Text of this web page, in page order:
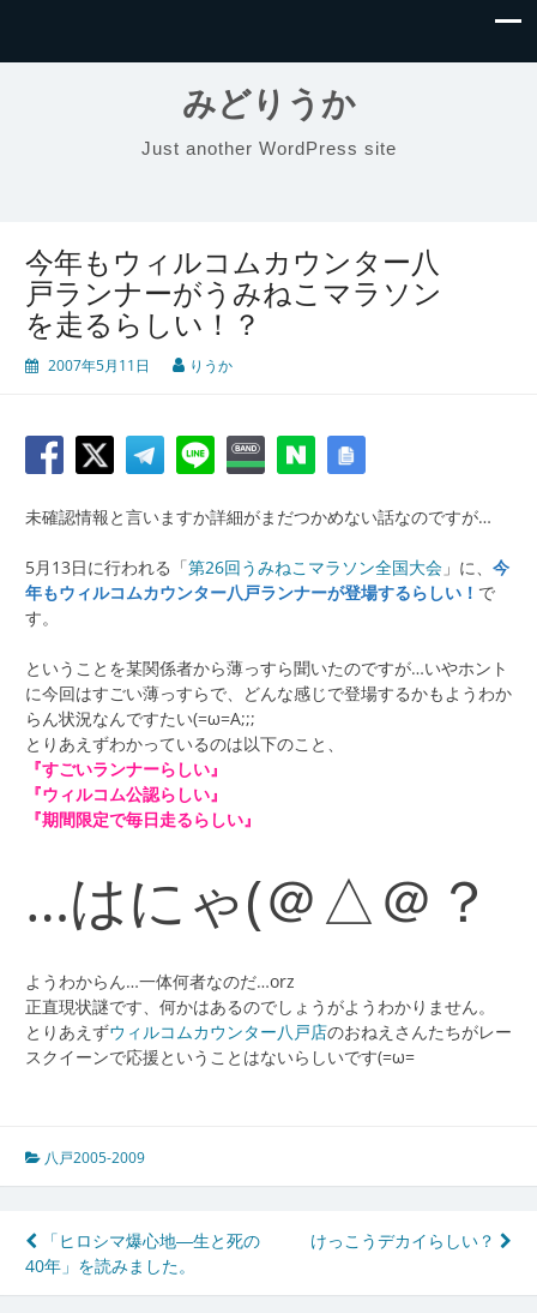
みどりうか
Just another WordPress site
今年もウィルコムカウンター八
戸ランナーがうみねこマラソン
を走るらしい！？
2007年5月11日 りうか
未確認情報と言いますか詳細がまだつかめない話なのですが…
5月13日に行われる「第26回うみねこマラソン全国大会 」に、 今
年もウィルコムカウンター八戸ランナーが登場するらしい！ で
す。
ということを某関係者から薄っすら聞いたのですが…いやホント
に今回はすごい薄っすらで、どんな感じで登場するかもようわか
らん状況なんですたい(=ω=A;;;
とりあえずわかっているのは以下のこと、
『すごいランナーらしい』
『ウィルコム公認らしい』
『期間限定で毎日走るらしい』
…はにゃ(＠△＠？
ようわからん…一体何者なのだ…orz
正直現状謎です、何かはあるのでしょうがようわかりません。
とりあえずウィルコムカウンター八戸店のおねえさんたちがレー
スクイーンで応援ということはないらしいです(=ω=
八戸2005-2009
投
稿
「ヒロシマ爆心地―生と死の
40年」を読みました。
けっこうデカイらしい？